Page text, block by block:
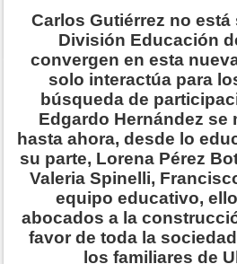
Carlos Gutiérrez no
División Educación
convergen en esta
solo interactúa para
búsqueda de
Edgardo Hernández
hasta ahora, desde lo
su parte, Lorena Pérez
Valeria Spinelli,
equipo educativo,
abocados a la
favor de toda la
los familiares de